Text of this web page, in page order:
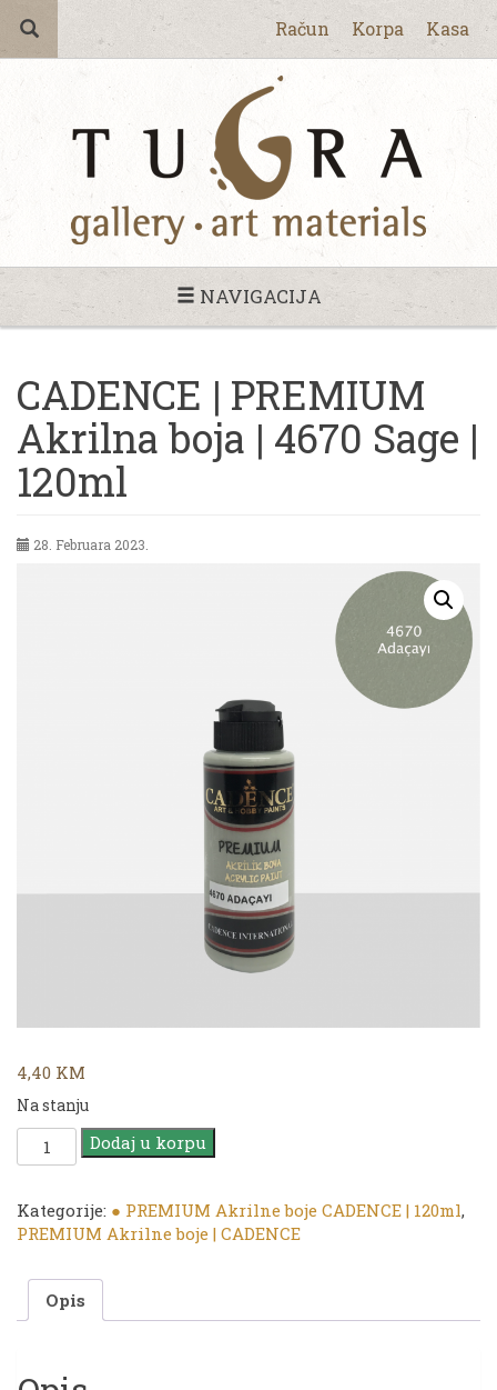
Račun Korpa Kasa
NAVIGACIJA
CADENCE | PREMIUM
Akrilna boja | 4670 Sage |
120ml
28. Februara 2023.
4,40 KM
Na stanju
CADENCE
|
Akrilna
boja
4670
Sage
|
količina
Dodaj u korpu
Kategorije: ● PREMIUM Akrilne boje CADENCE | 120ml,
PREMIUM Akrilne boje | CADENCE
Opis